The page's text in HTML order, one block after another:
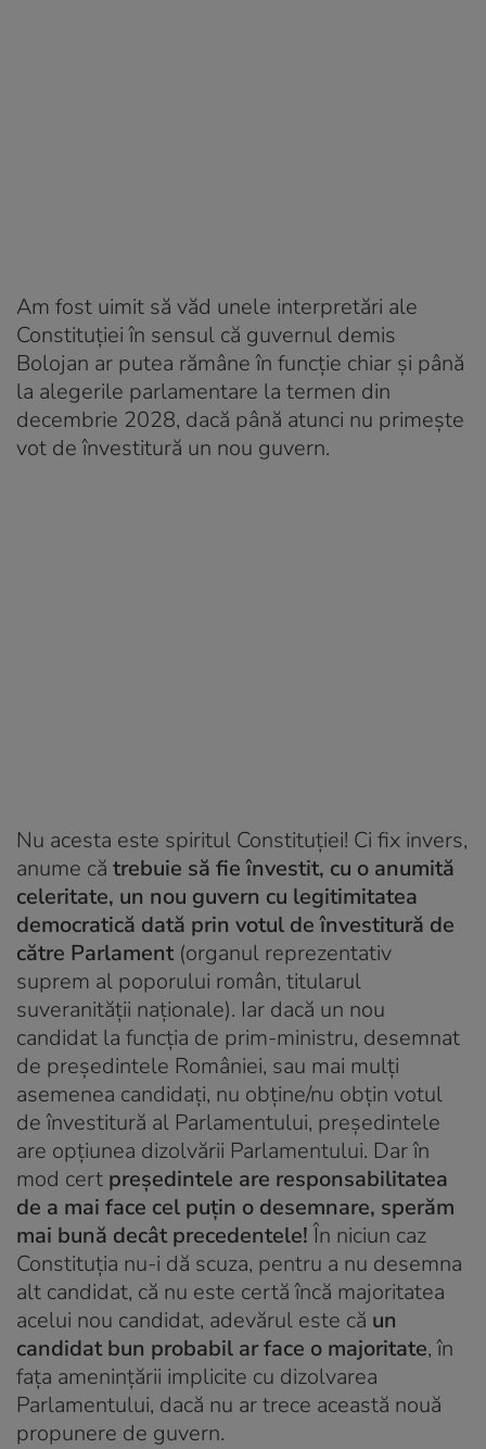
Am fost uimit să văd unele interpretări ale
Constituției în sensul că guvernul demis
Bolojan ar putea rămâne în funcție chiar și până
la alegerile parlamentare la termen din
decembrie 2028, dacă până atunci nu primește
vot de învestitură un nou guvern.
Nu acesta este spiritul Constituției! Ci fix invers,
anume că trebuie să fie învestit, cu o anumită
celeritate, un nou guvern cu legitimitatea
democratică dată prin votul de învestitură de
către Parlament(organul reprezentativ
suprem al poporului român, titularul
suveranității naționale). Iar dacă un nou
candidat la funcția de prim-ministru, desemnat
de președintele României, sau mai mulți
asemenea candidați, nu obține/nu obțin votul
de învestitură al Parlamentului, președintele
are opțiunea dizolvării Parlamentului. Dar în
mod cert președintele are responsabilitatea
de a mai face cel puțin o desemnare, sperăm
mai bună decât precedentele!În niciun caz
Constituția nu-i dă scuza, pentru a nu desemna
alt candidat, că nu este certă încă majoritatea
acelui nou candidat, adevărul este că un
candidat bun probabil ar face o majoritate, în
fața amenințării implicite cu dizolvarea
Parlamentului, dacă nu ar trece această nouă
propunere de guvern.